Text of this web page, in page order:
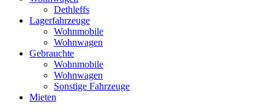
Dethleffs
Lagerfahrzeuge
Wohnmobile
Wohnwagen
Gebrauchte
Wohnmobile
Wohnwagen
Sonstige Fahrzeuge
Mieten